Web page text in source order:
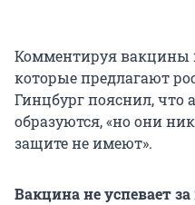
Комментируя вакцины
которые предлагают
Гинцбург пояснил, что
образуются, «но они
защите не имеют».
Вакцина не успевает